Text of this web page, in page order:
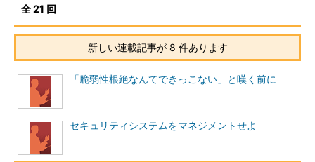
から起こりそうな予感が強くしているためで、それに関連する法
整備や人材確保、技術者やサービスの提供などが追い付いていな
いのでは、と危惧（きぐ）しているからです。
事件が起きてからでは遅い、とはいいますが、そろそろ内部犯
行についての本格的な議論や法整備、技術者の育成などに着手し
てもいいころだと思います。
全 21 回
新しい連載記事が 8 件あります
「脆弱性根絶なんてできっこない」と嘆く前に
セキュリティシステムをマネジメントせよ